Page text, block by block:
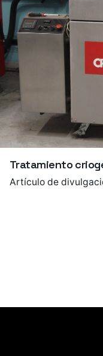
Tratamiento
Artículo de